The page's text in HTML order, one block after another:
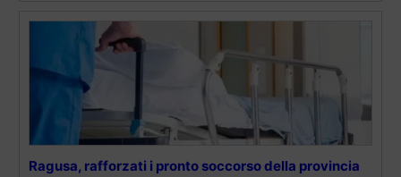
Ragusa, rafforzati i pronto soccorso della provincia